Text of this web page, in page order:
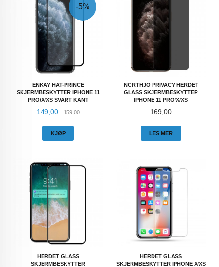
ENKAY HAT-PRINCE
SKJERMBESKYTTER IPHONE 11
PRO/X/XS SVART KANT
Tilbud
149,00 159,00Rabatt
-5%
KJØP
NORTHJO PRIVACY HERDET
GLASS SKJERMBESKYTTER
IPHONE 11 PRO/X/XS
Pris
169,00
LES MER
HERDET GLASS
SKJERMBESKYTTER
HERDET GLASS
SKJERMBESKYTTER IPHONE X/XS